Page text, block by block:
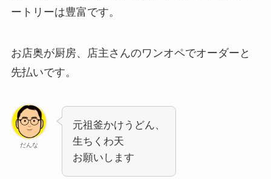
ートリーは豊富です。
お店奥が厨房、店主さんのワンオペでオーダーと
先払いです。
だんな
元祖釜かけうどん、
生ちくわ天
お願いします